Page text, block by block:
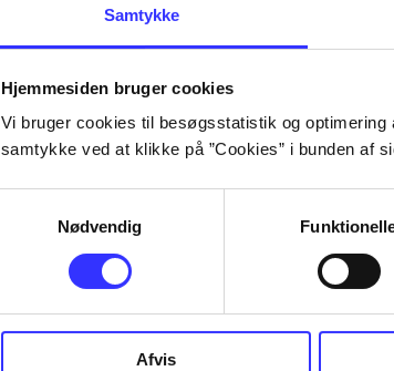
Samtykke
Hjemmesiden bruger cookies
Vi bruger cookies til besøgsstatistik og
samtykke ved at klikke på ”Cookies” i bunden af
Nødvendig
Afvis
...